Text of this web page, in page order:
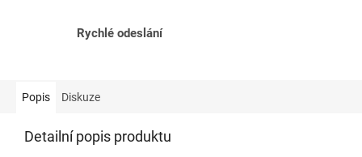
Rychlé odeslání
Popis Diskuze
Detailní popis produktu